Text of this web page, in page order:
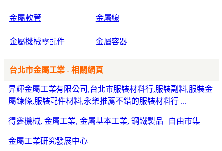
金屬軟管 金屬線
金屬機械零配件 金屬容器
台北市金屬工業 - 相關網頁
昇輝金屬工業有限公司,台北市服裝材料行,服裝副料,服裝金
屬鍊條,服裝配件材料,永樂推薦不錯的服裝材料行 ...
得鑫機械, 金屬工業, 金屬基本工業, 鋼鐵製品 | 自由市集
金屬工業研究發展中心